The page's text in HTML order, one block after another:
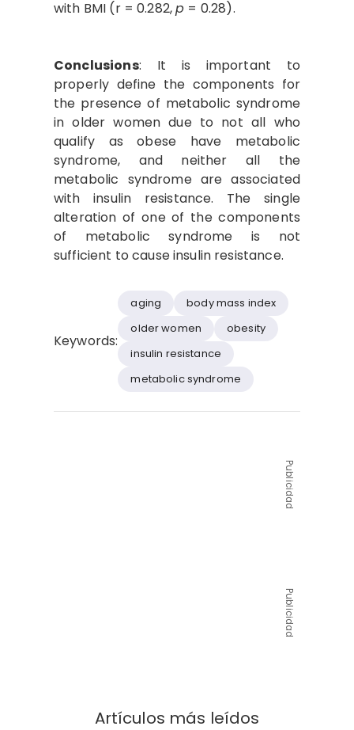
with BMI (r = 0.282,p = 0.28).
Conclusions: It is important to
properly define the components for
the presence of metabolic syndrome
in older women due to not all who
qualify as obese have metabolic
syndrome, and neither all the
metabolic syndrome are associated
with insulin resistance. The single
alteration of one of the components
of metabolic syndrome is not
sufficient to cause insulin resistance.
Keywords:
aging
body mass index
older women
obesity
insulin resistance
metabolic syndrome
Publicidad
Publicidad
Artículos más leídos